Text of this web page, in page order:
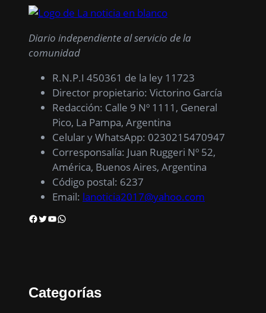
Diario independiente al servicio de la
comunidad
R.N.P.I 450361 de la ley 11723
Director propietario: Victorino García
Redacción: Calle 9 Nº 1111, General
Pico, La Pampa, Argentina
Celular y WhatsApp: 0230215470947
Corresponsalía: Juan Ruggeri Nº 52,
América, Buenos Aires, Argentina
Código postal: 6237
Email: lanoticia2017@yahoo.com
Facebook Twitter YouTube WhatsApp
Categorías